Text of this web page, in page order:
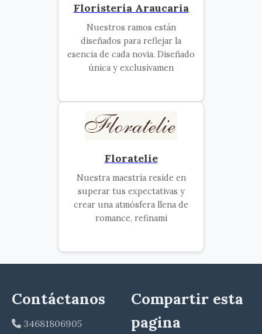
Floristería Araucaria
Nuestros ramos están
diseñados para reflejar la
esencia de cada novia. Diseñado
única y exclusivamen
Floratelie
Nuestra maestría reside en
superar tus expectativas y
crear una atmósfera llena de
romance, refinami
Contáctanos
34681806905
Compartir esta
pagina